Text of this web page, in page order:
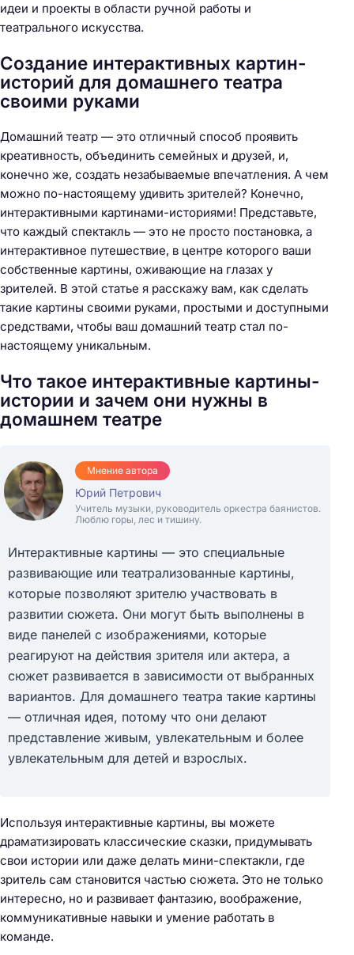
идеи и проекты в области ручной работы и
театрального искусства.
Создание интерактивных картин-
историй для домашнего театра
своими руками
Домашний театр — это отличный способ проявить
креативность, объединить семейных и друзей, и,
конечно же, создать незабываемые впечатления. А чем
можно по-настоящему удивить зрителей? Конечно,
интерактивными картинами-историями! Представьте,
что каждый спектакль — это не просто постановка, а
интерактивное путешествие, в центре которого ваши
собственные картины, оживающие на глазах у
зрителей. В этой статье я расскажу вам, как сделать
такие картины своими руками, простыми и доступными
средствами, чтобы ваш домашний театр стал по-
настоящему уникальным.
Что такое интерактивные картины-
истории и зачем они нужны в
домашнем театре
Мнение автора
Юрий Петрович
Учитель музыки, руководитель оркестра баянистов.
Люблю горы, лес и тишину.
Интерактивные картины — это специальные
развивающие или театрализованные картины,
которые позволяют зрителю участвовать в
развитии сюжета. Они могут быть выполнены в
виде панелей с изображениями, которые
реагируют на действия зрителя или актера, а
сюжет развивается в зависимости от выбранных
вариантов. Для домашнего театра такие картины
— отличная идея, потому что они делают
представление живым, увлекательным и более
увлекательным для детей и взрослых.
Используя интерактивные картины, вы можете
драматизировать классические сказки, придумывать
свои истории или даже делать мини-спектакли, где
зритель сам становится частью сюжета. Это не только
интересно, но и развивает фантазию, воображение,
коммуникативные навыки и умение работать в
команде.